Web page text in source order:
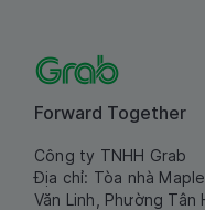
Forward Together
Công ty TNHH Grab
Địa chỉ: Tòa nhà
Văn Linh, Phường